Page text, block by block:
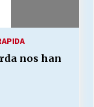
nos han